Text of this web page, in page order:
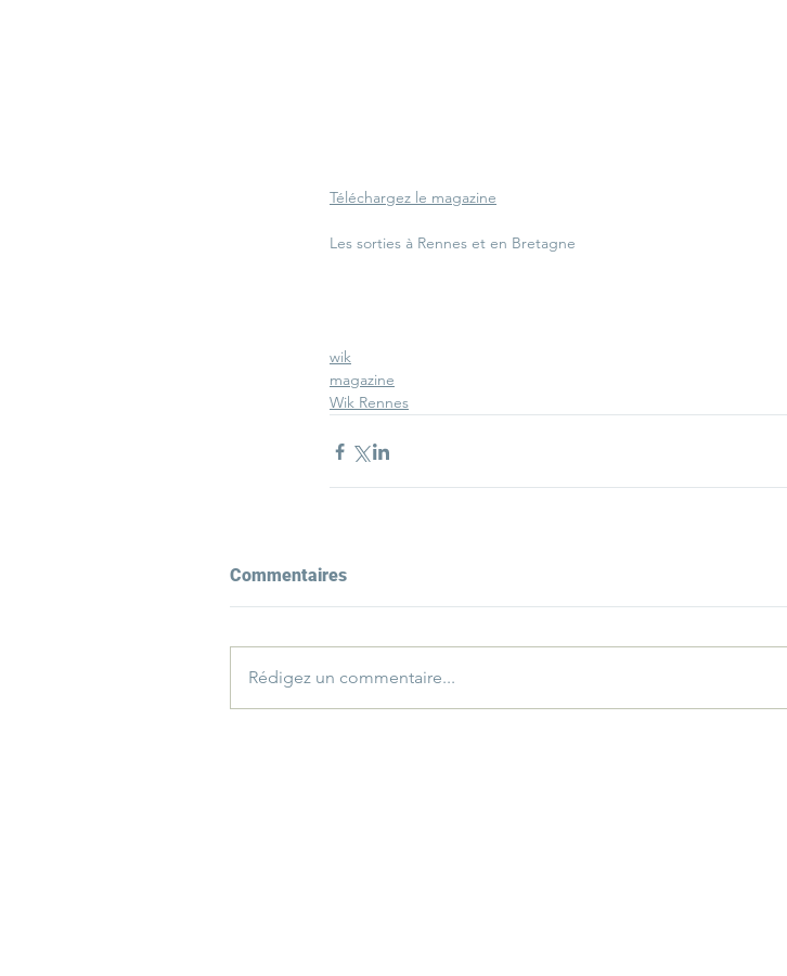
Téléchargez le magazine
Les sorties à Rennes et en Bretagne
wik
magazine
Wik Rennes
Commentaires
Rédigez un commentaire...